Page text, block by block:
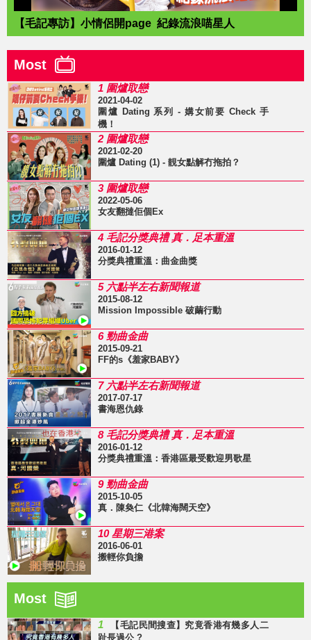
【毛記專訪】小情侶開page 紀錄流浪喵星人
Most
1 圍爐取戀
2021-04-02
圍爐 Dating 系列 - 媾女前要 Check 手
機！
2 圍爐取戀
2021-02-20
圍爐 Dating (1) - 靚女點解冇拖拍？
3 圍爐取戀
2022-05-06
女友翻撻佢個Ex
4 毛記分獎典禮 真．足本重溫
2016-01-12
分獎典禮重溫：曲金曲獎
5 六點半左右新聞報道
2015-08-12
Mission Impossible 破繭行動
6 勁曲金曲
2015-09-21
FF的s《羞家BABY》
7 六點半左右新聞報道
2017-07-17
書海恩仇錄
8 毛記分獎典禮 真．足本重溫
2016-01-12
分獎典禮重溫：香港區最受歡迎男歌星
9 勁曲金曲
2015-10-05
真．陳奐仁《北韓海闊天空》
10 星期三港案
2016-06-01
搬輕你負擔
Most
1
【毛記民間搜查】究竟香港有幾多人二
趾長過公 ?